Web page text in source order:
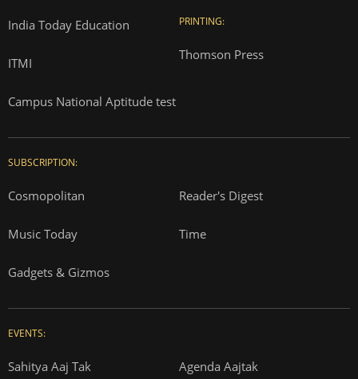
India Today Education
ITMI
Campus National Aptitude test
PRINTING:
Thomson Press
SUBSCRIPTION:
Cosmopolitan Reader's Digest
Music Today Time
Gadgets & Gizmos
EVENTS:
Sahitya Aaj Tak Agenda Aajtak